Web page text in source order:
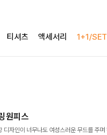
티셔츠 액세서리 1+1/SET
원피스
디자인이 너무나도 여성스러운 무드를 주